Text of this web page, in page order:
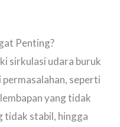
Penting?
sirkulasi udara buruk
seperti
yang tidak
tidak stabil, hingga